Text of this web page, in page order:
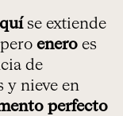
se extiende
enero es
de
y nieve en
perfecto